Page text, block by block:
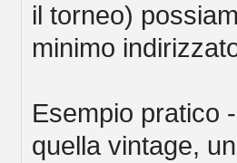
il torneo)
minimo
Esempio pratico
quella vintage,